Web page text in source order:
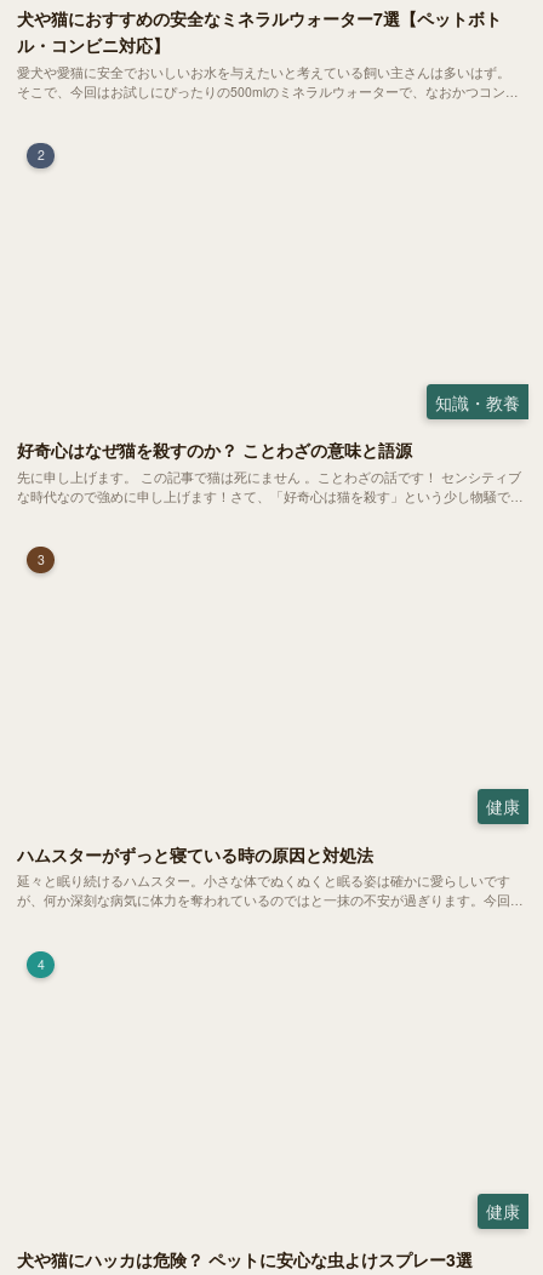
犬や猫におすすめの安全なミネラルウォーター7選【ペットボト
ル・コンビニ対応】
愛犬や愛猫に安全でおいしいお水を与えたいと考えている飼い主さんは多いはず。
そこで、今回はお試しにぴったりの500mlのミネラルウォーターで、なおかつコンビ
2
知識・教養
好奇心はなぜ猫を殺すのか？ ことわざの意味と語源
先に申し上げます。 この記事で猫は死にません 。ことわざの話です！ センシティブ
な時代なので強めに申し上げます！さて、「好奇心は猫を殺す」という少し物騒で、
3
健康
ハムスターがずっと寝ている時の原因と対処法
延々と眠り続けるハムスター。小さな体でぬくぬくと眠る姿は確かに愛らしいです
が、何か深刻な病気に体力を奪われているのではと一抹の不安が過ぎります。今回
4
健康
犬や猫にハッカは危険？ ペットに安心な虫よけスプレー3選